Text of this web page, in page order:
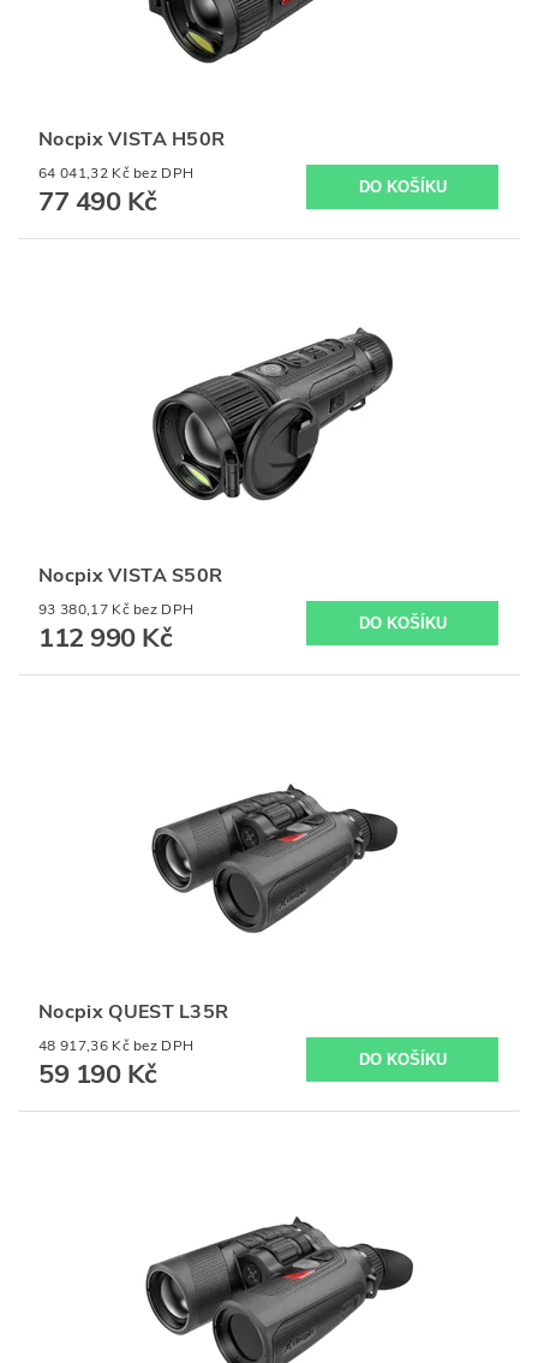
Nocpix VISTA H50R
64 041,32 Kč bez DPH
77 490 Kč
Nocpix VISTA S50R
93 380,17 Kč bez DPH
112 990 Kč
Nocpix QUEST L35R
48 917,36 Kč bez DPH
59 190 Kč